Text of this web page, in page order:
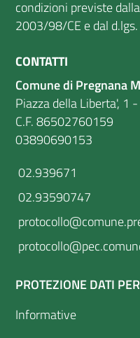
condizioni previste
2003/98/CE e dal
CONTATTI
Comune di Pregnana
Piazza della Liberta', 1
C.F.
03890690153
02.939671
02.93590747
PROTEZIONE DATI
Informative